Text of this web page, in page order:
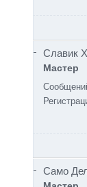
Славик
Мастер
Само